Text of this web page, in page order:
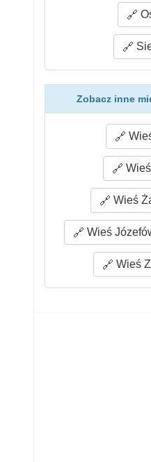
Zobacz inne
Wieś
Wieś
Wieś